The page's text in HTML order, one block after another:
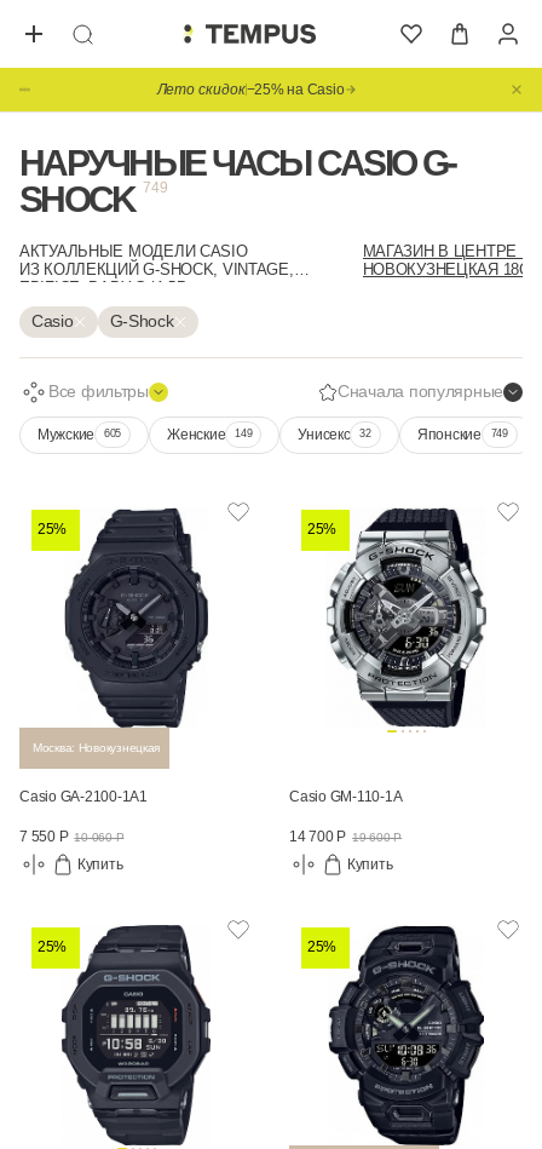
Лето скидок−25% на Casio
НАРУЧНЫЕ ЧАСЫ CASIO G-
SHOCK 749
АКТУАЛЬНЫЕ МОДЕЛИ CASIO
ИЗ КОЛЛЕКЦИЙ G-SHOCK, VINTAGE,
EDIFICE, BABY-G И ДР.
МАГАЗИН В ЦЕНТРЕ
НОВОКУЗНЕЦКАЯ 18С1
Casio G-Shock
Все фильтры Сначала популярные
Мужские 605 Женские 149 Унисекс 32 Японские 749
25%
Москва: Новокузнецкая
Casio GA-2100-1A1
7 550 Р 10 060 Р
Купить
25%
Casio GM-110-1A
14 700 Р 19 600 Р
Купить
25% 25%